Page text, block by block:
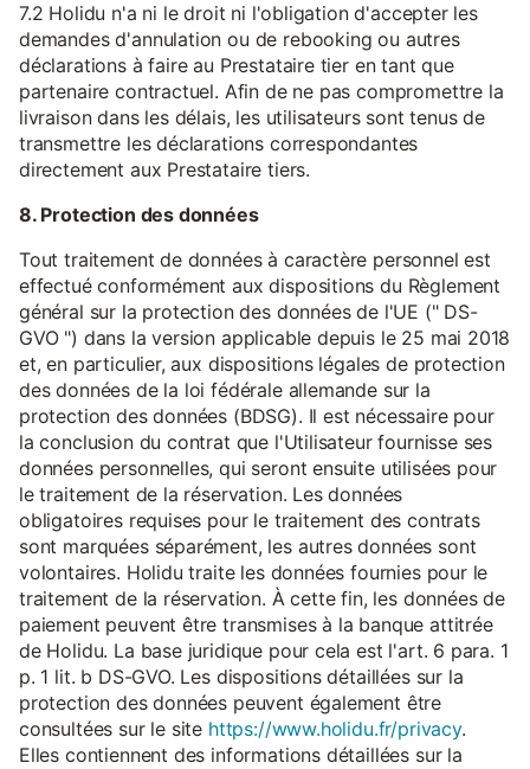
7.2 Holidu n'a ni le droit ni l'obligation d'accepter les
demandes d'annulation ou de rebooking ou autres
déclarations à faire au Prestataire tier en tant que
partenaire contractuel. Afin de ne pas compromettre la
livraison dans les délais, les utilisateurs sont tenus de
transmettre les déclarations correspondantes
directement aux Prestataire tiers.
8. Protection des données
Tout traitement de données à caractère personnel est
effectué conformément aux dispositions du Règlement
général sur la protection des données de l'UE (" DS-
GVO ") dans la version applicable depuis le 25 mai 2018
et, en particulier, aux dispositions légales de protection
des données de la loi fédérale allemande sur la
protection des données (BDSG). Il est nécessaire pour
la conclusion du contrat que l'Utilisateur fournisse ses
données personnelles, qui seront ensuite utilisées pour
le traitement de la réservation. Les données
obligatoires requises pour le traitement des contrats
sont marquées séparément, les autres données sont
volontaires. Holidu traite les données fournies pour le
traitement de la réservation. À cette fin, les données de
paiement peuvent être transmises à la banque attitrée
de Holidu. La base juridique pour cela est l'art. 6 para. 1
p. 1 lit. b DS-GVO. Les dispositions détaillées sur la
protection des données peuvent également être
consultées sur le site https://www.holidu.fr/privacy.
Elles contiennent des informations détaillées sur la